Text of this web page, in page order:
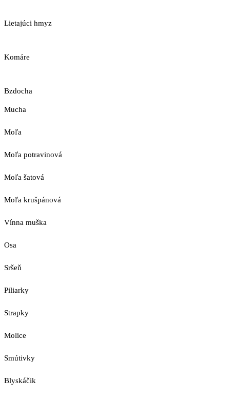
Lietajúci hmyz
Komáre
Bzdocha
Mucha
Moľa
Moľa potravinová
Moľa šatová
Moľa krušpánová
Vínna muška
Osa
Sršeň
Piliarky
Strapky
Molice
Smútivky
Blyskáčik